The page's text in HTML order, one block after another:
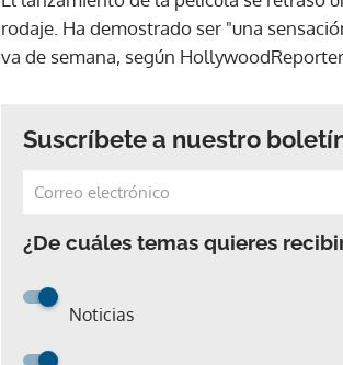
rodaje. Ha demostrado ser "una
va de semana, según
Suscríbete a nuestro
¿De cuáles temas quieres
Noticias